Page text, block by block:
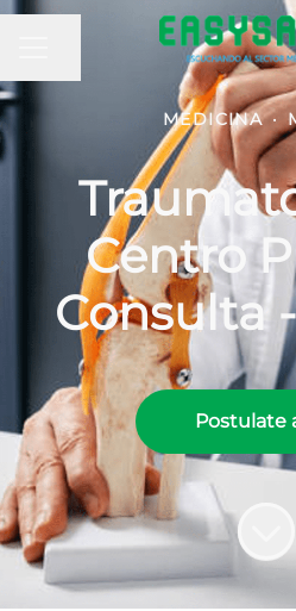
MENÚ DE EMPLEO
Compartir página
MEDICINA ·
Centro
Consulta
Postulate